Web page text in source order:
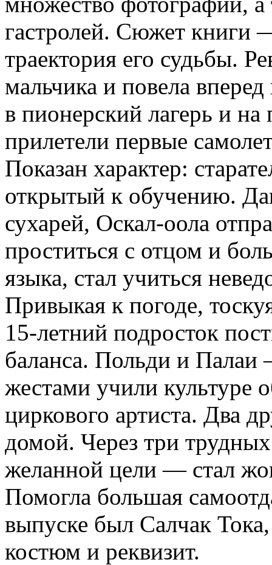
гастролей. Сюжет книги
траектория его судьбы.
мальчика и повела
в пионерский лагерь и
прилетели первые
Показан характер:
открытый к обучению.
сухарей, Оскал-оола
проститься с отцом и
языка, стал учиться
Привыкая к погоде,
15-летний подросток
баланса. Польди и Палаи
жестами учили культуре
циркового артиста. Два
домой. Через три
желанной цели — стал
Помогла большая
выпуске был Салчак
костюм и реквизит.